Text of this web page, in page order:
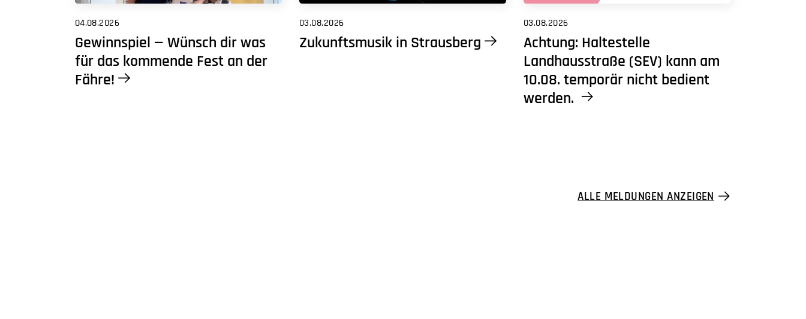
04.08.2026
Gewinnspiel — Wünsch dir was
für das kommende Fest an der
Fähre!
03.08.2026
Zukunftsmusik in Strausberg
03.08.2026
Achtung: Haltestelle
Landhausstraße (SEV) kann am
10.08. temporär nicht bedient
werden.
ALLE MELDUNGEN ANZEIGEN